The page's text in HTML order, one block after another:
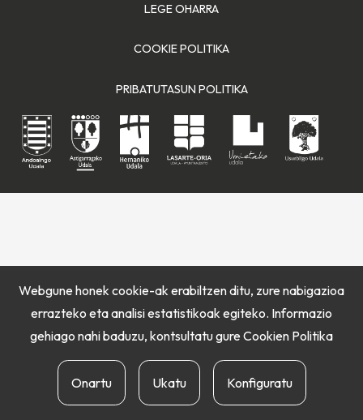
LEGE OHARRA
COOKIE POLITIKA
PRIBATUTASUN POLITIKA
Webgune honek cookie-ak erabiltzen ditu, zure nabigazioa
errazteko eta analisi estatistikoak egiteko. Informazio
gehiago nahi baduzu, kontsultatu gure Cookien Politika
Onartu Ukatu Konfiguratu